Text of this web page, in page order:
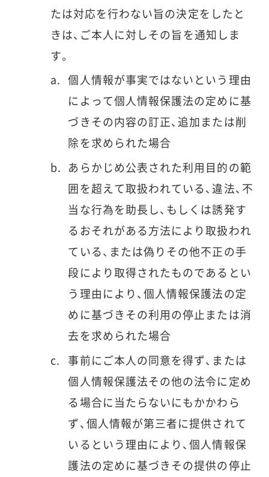
たは対応を行わない旨の決定をしたと
きは、ご本人に対しその旨を通知しま
す。
個人情報が事実ではないという理由
によって個人情報保護法の定めに基
づきその内容の訂正、追加または削
除を求められた場合
あらかじめ公表された利用目的の範
囲を超えて取扱われている、違法、不
当な行為を助長し、もしくは誘発す
るおそれがある方法により取扱われ
ている、または偽りその他不正の手
段により取得されたものであるとい
う理由により、個人情報保護法の定
めに基づきその利用の停止または消
去を求められた場合
事前にご本人の同意を得ず、または
個人情報保護法その他の法令に定め
る場合に当たらないにもかかわら
ず、個人情報が第三者に提供されて
いるという理由により、個人情報保
護法の定めに基づきその提供の停止